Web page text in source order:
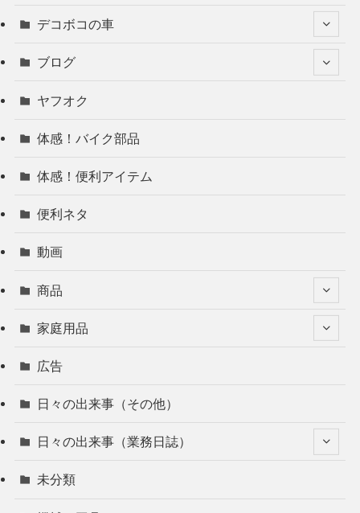
デコボコの車
ブログ
ヤフオク
体感！バイク部品
体感！便利アイテム
便利ネタ
動画
商品
家庭用品
広告
日々の出来事（その他）
日々の出来事（業務日誌）
未分類